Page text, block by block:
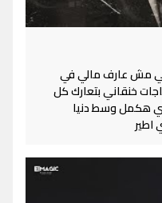
مش عارف مالي في
خنقاني بتعارك كل
هكمل وسط دنيا
اطير